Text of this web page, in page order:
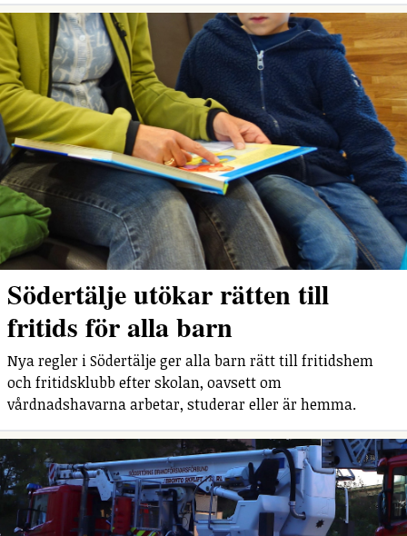
Södertälje utökar rätten till
fritids för alla barn
Nya regler i Södertälje ger alla barn rätt till fritidshem
och fritidsklubb efter skolan, oavsett om
vårdnadshavarna arbetar, studerar eller är hemma.